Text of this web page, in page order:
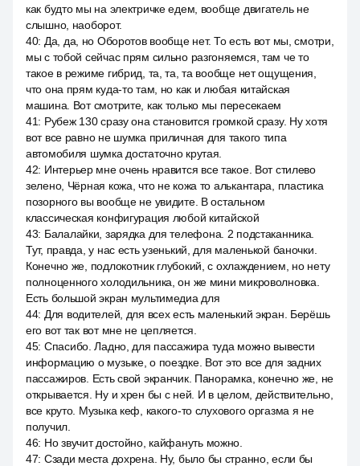
как будто мы на электричке едем, вообще двигатель не
слышно, наоборот.
40: Да, да, но Оборотов вообще нет. То есть вот мы, смотри,
мы с тобой сейчас прям сильно разгоняемся, там че то
такое в режиме гибрид, та, та, та вообще нет ощущения,
что она прям куда-то там, но как и любая китайская
машина. Вот смотрите, как только мы пересекаем
41: Рубеж 130 сразу она становится громкой сразу. Ну хотя
вот все равно не шумка приличная для такого типа
автомобиля шумка достаточно крутая.
42: Интерьер мне очень нравится все такое. Вот стилево
зелено, Чёрная кожа, что не кожа то алькантара, пластика
позорного вы вообще не увидите. В остальном
классическая конфигурация любой китайской
43: Балалайки, зарядка для телефона. 2 подстаканника.
Тут, правда, у нас есть узенький, для маленькой баночки.
Конечно же, подлокотник глубокий, с охлаждением, но нету
полноценного холодильника, он же мини микроволновка.
Есть большой экран мультимедиа для
44: Для водителей, для всех есть маленький экран. Берёшь
его вот так вот мне не цепляется.
45: Спасибо. Ладно, для пассажира туда можно вывести
информацию о музыке, о поездке. Вот это все для задних
пассажиров. Есть свой экранчик. Панорамка, конечно же, не
открывается. Ну и хрен бы с ней. И в целом, действительно,
все круто. Музыка кеф, какого-то слухового оргазма я не
получил.
46: Но звучит достойно, кайфануть можно.
47: Сзади места дохрена. Ну, было бы странно, если бы